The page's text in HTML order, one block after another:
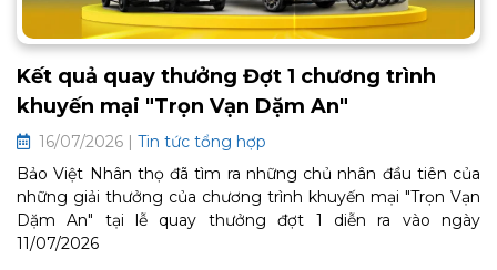
Kết quả quay thưởng Đợt 1 chương trình
khuyến mại "Trọn Vạn Dặm An"
16/07/2026 | Tin tức tổng hợp
Bảo Việt Nhân thọ đã tìm ra những chủ nhân đầu tiên của
những giải thưởng của chương trình khuyến mại "Trọn Vạn
Dặm An" tại lễ quay thưởng đợt 1 diễn ra vào ngày
11/07/2026